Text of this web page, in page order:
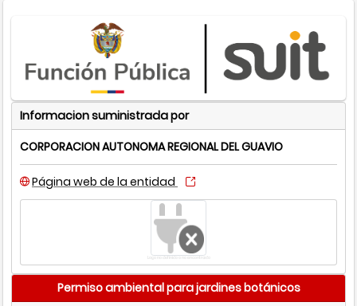
Informacion suministrada por
CORPORACION AUTONOMA REGIONAL DEL GUAVIO
Página web de la entidad
Logo no definido o no encontrado
Permiso ambiental para jardines botánicos